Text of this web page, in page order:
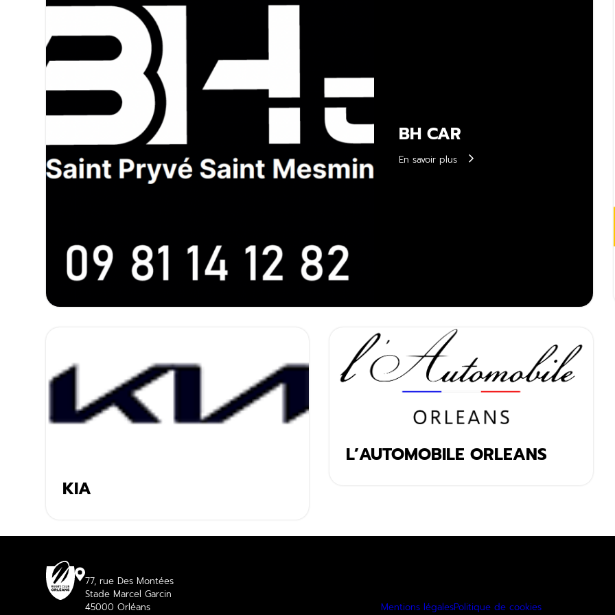
BH CAR
En savoir plus
KIA
L’AUTOMOBILE ORLEANS
77, rue Des Montées
Stade Marcel Garcin
45000 Orléans
Mentions légalesPolitique de cookies